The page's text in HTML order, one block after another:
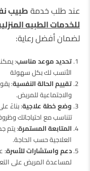
عند طلب خدمةطبيب
للخدمات الطبيه
لضمان أفضل رعاية:
تحديد موعد مناسب:
الأنسب لك بكل سهولة
تقييم الحالة النفسية:
والاجتماعية للمريض.
وضع خطة علاجية: بناءً
تتناسب مع احتياجاتك
المتابعة المستمرة: يتم
العلاجية حسب الحاجة.
دعم واستشارات للأسرة:
لمساعدة المريض على